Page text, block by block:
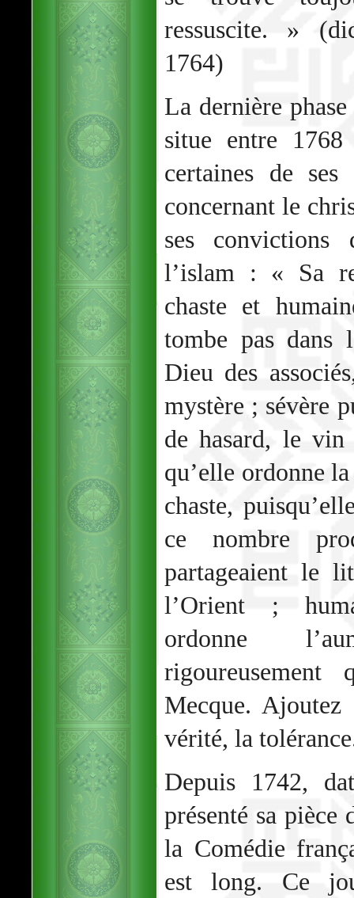
ressuscite. »
1764)
La dernière
situe entre
certaines de ses
concernant le
ses convictions
l’islam : « Sa
chaste et
tombe pas dans
Dieu des
mystère ; sévère
de hasard, le
qu’elle ordonne
chaste,
ce nombre
partageaient le
l’Orient ;
ordonne
Mecque. Ajoutez
vérité, la
Depuis 1742,
présenté sa pièce
la Comédie
est long. Ce